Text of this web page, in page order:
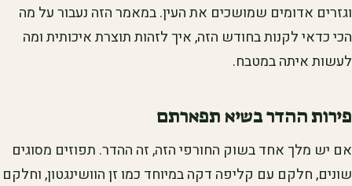
וגזרים אדומים שמושכים את העין. במאמר הזה נעבור על מה
הכי כדאי לקנות בחודש הזה, איך לזהות תוצרת איכותית ומה
לעשות איתה במטבח.
פירות ההדר בשיא תפארתם
אם יש מלך אחד בשוק החורפי הזה, זה ההדר. תפוזים מסוגים
שונים, חלקם עם קליפה דקה במיוחד כמו זן הוושינגטון, וחלקם